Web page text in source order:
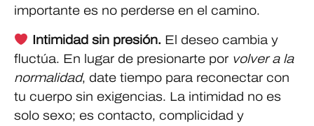
importante es no perderse en el camino.
Intimidad sin presión. El deseo cambia y
fluctúa. En lugar de presionarte por volver a la
normalidad, date tiempo para reconectar con
tu cuerpo sin exigencias. La intimidad no es
solo sexo; es contacto, complicidad y